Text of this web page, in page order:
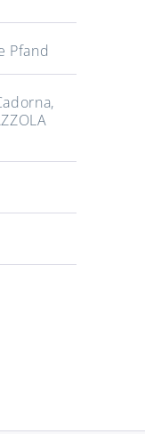
Pfand